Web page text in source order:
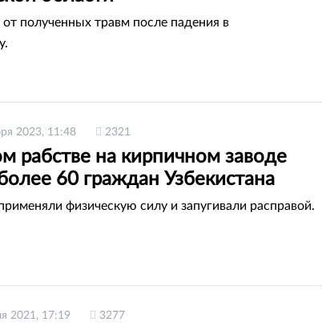
полученных травм после падения в
2023, 11:48 2321
рабстве на кирпичном заводе
60 граждан Узбекистана
физическую силу и запугивали расправой.
2021, 17:19 3277